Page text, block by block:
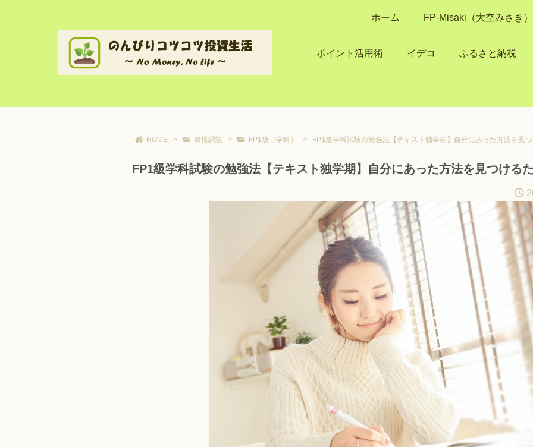
ホーム FP-Misaki（大空みさき
ポイント活用術 イデコ ふるさと納税
HOME > 資格試験 > FP1級（学科） > FP1級学科試験の勉強法【テキスト独学期】自分にあった方法を見
FP1級学科試験の勉強法【テキスト独学期】自分にあった方法を見つける